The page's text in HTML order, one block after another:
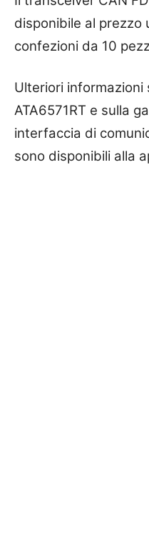
disponibile al prezzo
confezioni da 10
Ulteriori informazioni
ATA6571RT e sulla
interfaccia di
sono disponibili alla